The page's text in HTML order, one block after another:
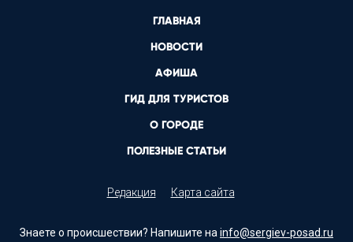
ГЛАВНАЯ
НОВОСТИ
АФИША
ГИД ДЛЯ ТУРИСТОВ
О ГОРОДЕ
ПОЛЕЗНЫЕ СТАТЬИ
Редакция Карта сайта
Знаете о происшествии? Напишите на info@sergiev-posad.ru